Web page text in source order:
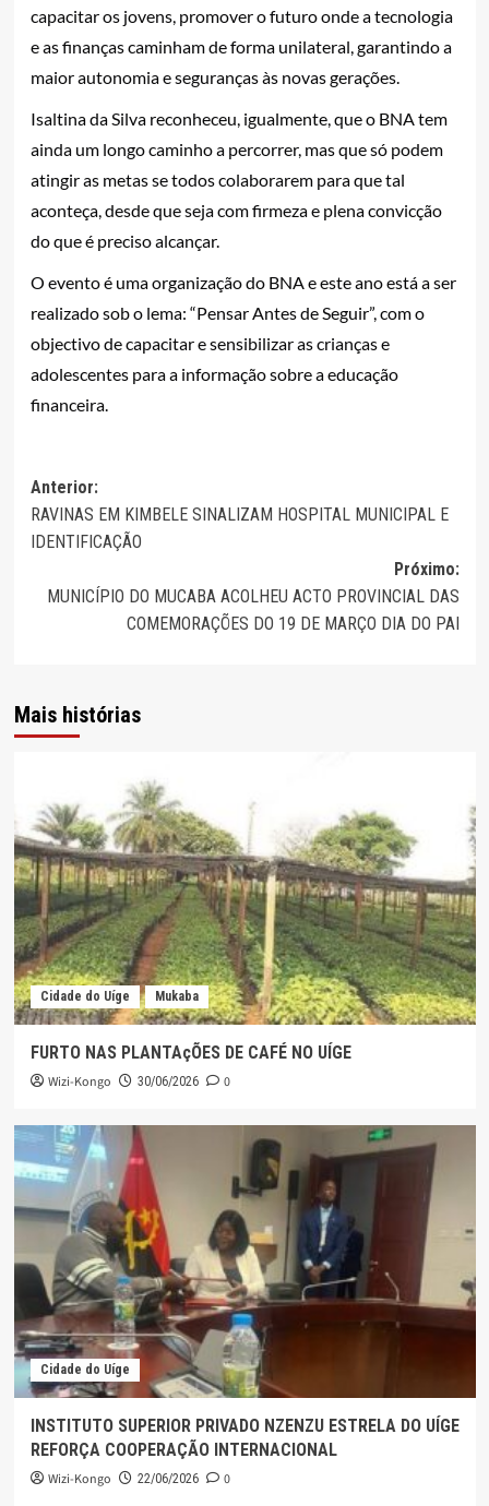
capacitar os jovens, promover o futuro onde a tecnologia
e as finanças caminham de forma unilateral, garantindo a
maior autonomia e seguranças às novas gerações.
Isaltina da Silva reconheceu, igualmente, que o BNA tem
ainda um longo caminho a percorrer, mas que só podem
atingir as metas se todos colaborarem para que tal
aconteça, desde que seja com firmeza e plena convicção
do que é preciso alcançar.
O evento é uma organização do BNA e este ano está a ser
realizado sob o lema: “Pensar Antes de Seguir”, com o
objectivo de capacitar e sensibilizar as crianças e
adolescentes para a informação sobre a educação
financeira.
Navegação
de
artigos
Anterior:
RAVINAS EM KIMBELE SINALIZAM HOSPITAL MUNICIPAL E
IDENTIFICAÇÃO
Próximo:
MUNICÍPIO DO MUCABA ACOLHEU ACTO PROVINCIAL DAS
COMEMORAÇÕES DO 19 DE MARÇO DIA DO PAI
Mais histórias
Cidade do Uíge Mukaba
FURTO NAS PLANTAçÕES DE CAFÉ NO UÍGE
Wizi-Kongo 30/06/2026 0
Cidade do Uíge
INSTITUTO SUPERIOR PRIVADO NZENZU ESTRELA DO UÍGE
REFORÇA COOPERAÇÃO INTERNACIONAL
Wizi-Kongo 22/06/2026 0